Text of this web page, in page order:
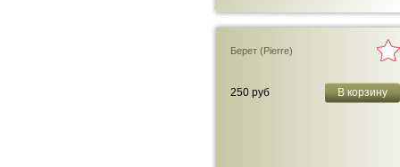
Берет (Pierre)
250 руб В корзину